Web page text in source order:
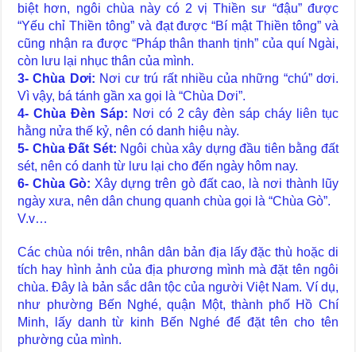
biệt hơn, ngôi chùa này có 2 vị Thiền sư “đậu” được
“Yếu chỉ Thiền tông” và đạt được “Bí mật Thiền tông” và
cũng nhận ra được “Pháp thân thanh tịnh” của quí Ngài,
còn lưu lại nhục thân của mình.
3- Chùa Dơi: Nơi cư trú rất nhiều của những “chú” dơi.
Vì vậy, bá tánh gần xa gọi là “Chùa Dơi”.
4- Chùa Đèn Sáp: Nơi có 2 cây đèn sáp cháy liên tục
hằng nửa thế kỷ, nên có danh hiệu này.
5- Chùa Đất Sét: Ngôi chùa xây dựng đầu tiên bằng đất
sét, nên có danh từ lưu lại cho đến ngày hôm nay.
6- Chùa Gò: Xây dựng trên gò đất cao, là nơi thành lũy
ngày xưa, nên dân chung quanh chùa gọi là “Chùa Gò”.
V.v…
Các chùa nói trên, nhân dân bản địa lấy đặc thù hoặc di
tích hay hình ảnh của địa phương mình mà đặt tên ngôi
chùa. Đây là bản sắc dân tộc của người Việt Nam. Ví dụ,
như phường Bến Nghé, quận Một, thành phố Hồ Chí
Minh, lấy danh từ kinh Bến Nghé để đặt tên cho tên
phường của mình.